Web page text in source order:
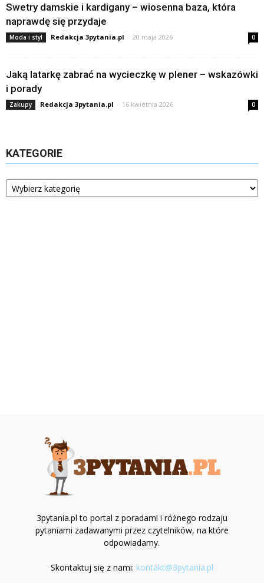
Swetry damskie i kardigany – wiosenna baza, która
naprawdę się przydaje
Moda i styl Redakcja 3pytania.pl - 20 maja 2026 0
Jaką latarkę zabrać na wycieczkę w plener – wskazówki
i porady
Zakupy Redakcja 3pytania.pl - 16 kwietnia 2026 0
KATEGORIE
Kategorie
3pytania.pl to portal z poradami i różnego rodzaju
pytaniami zadawanymi przez czytelników, na które
odpowiadamy.
Skontaktuj się z nami: kontakt@3pytania.pl